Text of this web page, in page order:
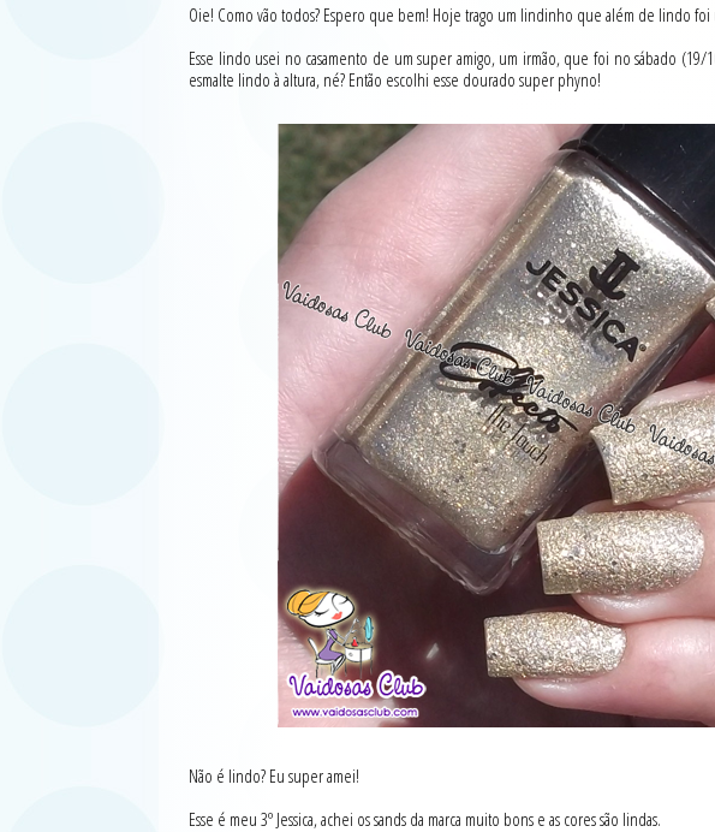
Oie! Como vão todos? Espero que bem! Hoje trago um lindinho que além de lindo
Esse lindo usei no casamento de um super amigo, um irmão, que foi no sábado
esmalte lindo à altura, né? Então escolhi esse dourado super phyno!
Não é lindo? Eu super amei!
Esse é meu 3º Jessica, achei os sands da marca muito bons e as cores são lindas.